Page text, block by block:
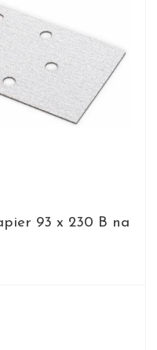
93 x 230 B na